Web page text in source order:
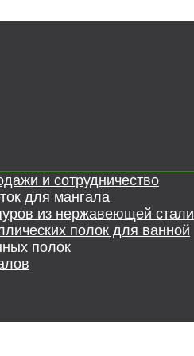
и сотрудничество
для мангала
из нержавеющей стали
полок для ванной
полок